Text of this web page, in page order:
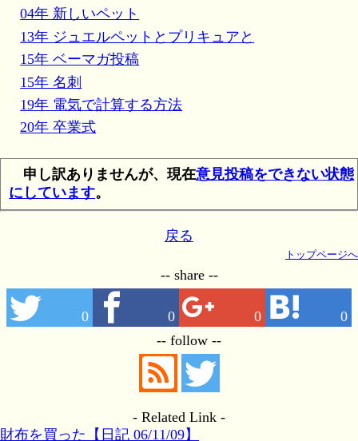
04年 新しいペット
13年 ジュエルペットとプリキュアと
15年 ベーマガ投稿
15年 名刺
19年 電気で計算する方法
20年 卒業式
申し訳ありませんが、現在意見投稿をできない状態
にしています。
戻る
トップページへ
-- share --
0 0 0 0
-- follow --
- Related Link -
財布を買った【日記 06/11/09】